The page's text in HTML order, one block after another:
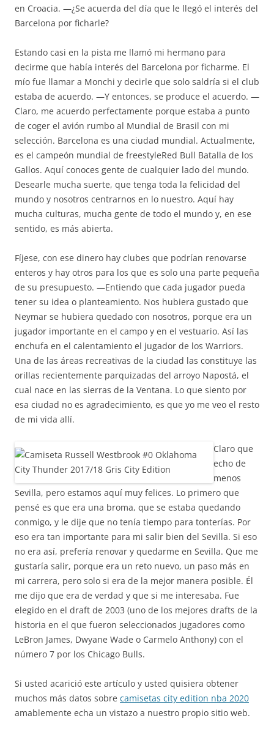
en Croacia. —¿Se acuerda del día que le llegó el interés del
Barcelona por ficharle?
Estando casi en la pista me llamó mi hermano para
decirme que había interés del Barcelona por ficharme. El
mío fue llamar a Monchi y decirle que solo saldría si el club
estaba de acuerdo. —Y entonces, se produce el acuerdo. —
Claro, me acuerdo perfectamente porque estaba a punto
de coger el avión rumbo al Mundial de Brasil con mi
selección. Barcelona es una ciudad mundial. Actualmente,
es el campeón mundial de freestyleRed Bull Batalla de los
Gallos. Aquí conoces gente de cualquier lado del mundo.
Desearle mucha suerte, que tenga toda la felicidad del
mundo y nosotros centrarnos en lo nuestro. Aquí hay
mucha culturas, mucha gente de todo el mundo y, en ese
sentido, es más abierta.
Fíjese, con ese dinero hay clubes que podrían renovarse
enteros y hay otros para los que es solo una parte pequeña
de su presupuesto. —Entiendo que cada jugador pueda
tener su idea o planteamiento. Nos hubiera gustado que
Neymar se hubiera quedado con nosotros, porque era un
jugador importante en el campo y en el vestuario. Así las
enchufa en el calentamiento el jugador de los Warriors.
Una de las áreas recreativas de la ciudad las constituye las
orillas recientemente parquizadas del arroyo Napostá, el
cual nace en las sierras de la Ventana. Lo que siento por
esa ciudad no es agradecimiento, es que yo me veo el resto
de mi vida allí.
Claro que
echo de
menos
Sevilla, pero estamos aquí muy felices. Lo primero que
pensé es que era una broma, que se estaba quedando
conmigo, y le dije que no tenía tiempo para tonterías. Por
eso era tan importante para mi salir bien del Sevilla. Si eso
no era así, prefería renovar y quedarme en Sevilla. Que me
gustaría salir, porque era un reto nuevo, un paso más en
mi carrera, pero solo si era de la mejor manera posible. Él
me dijo que era de verdad y que si me interesaba. Fue
elegido en el draft de 2003 (uno de los mejores drafts de la
historia en el que fueron seleccionados jugadores como
LeBron James, Dwyane Wade o Carmelo Anthony) con el
número 7 por los Chicago Bulls.
Si usted acarició este artículo y usted quisiera obtener
muchos más datos sobre camisetas city edition nba 2020
amablemente echa un vistazo a nuestro propio sitio web.